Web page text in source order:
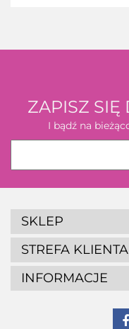
ZAPISZ SIĘ
I bądź na
SKLEP
STREFA KLIENTA
INFORMACJE